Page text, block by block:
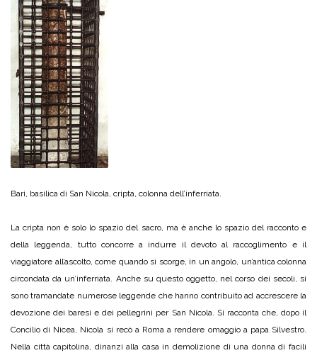
Bari, basilica di San Nicola, cripta, colonna dell’inferriata.
La cripta non è solo lo spazio del sacro, ma è anche lo spazio del racconto e
della leggenda, tutto concorre a indurre il devoto al raccoglimento e il
viaggiatore all’ascolto, come quando si scorge, in un angolo, un’antica colonna
circondata da un’inferriata. Anche su questo oggetto, nel corso dei secoli, si
sono tramandate numerose leggende che hanno contribuito ad accrescere la
devozione dei baresi e dei pellegrini per San Nicola. Si racconta che, dopo il
Concilio di Nicea, Nicola si recò a Roma a rendere omaggio a papa Silvestro.
Nella città capitolina, dinanzi alla casa in demolizione di una donna di facili